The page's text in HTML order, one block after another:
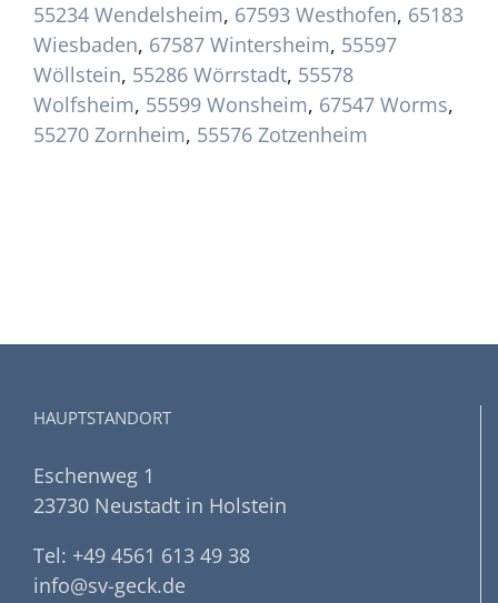
55234 Wendelsheim, 67593 Westhofen, 65183
Wiesbaden, 67587 Wintersheim, 55597
Wöllstein, 55286 Wörrstadt, 55578
Wolfsheim, 55599 Wonsheim, 67547 Worms,
55270 Zornheim, 55576 Zotzenheim
HAUPTSTANDORT
Eschenweg 1
23730 Neustadt in Holstein
Tel: +49 4561 613 49 38
info@sv-geck.de